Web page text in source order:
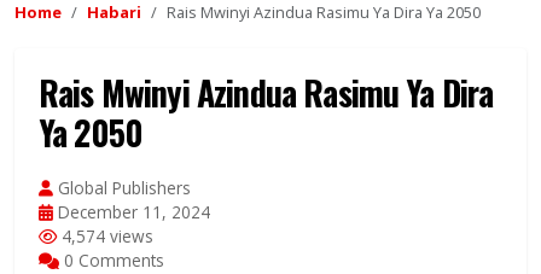
Home Habari Rais Mwinyi Azindua Rasimu Ya Dira Ya 2050
Rais Mwinyi Azindua Rasimu Ya Dira
Ya 2050
Global Publishers
December 11, 2024
4,574 views
0 Comments